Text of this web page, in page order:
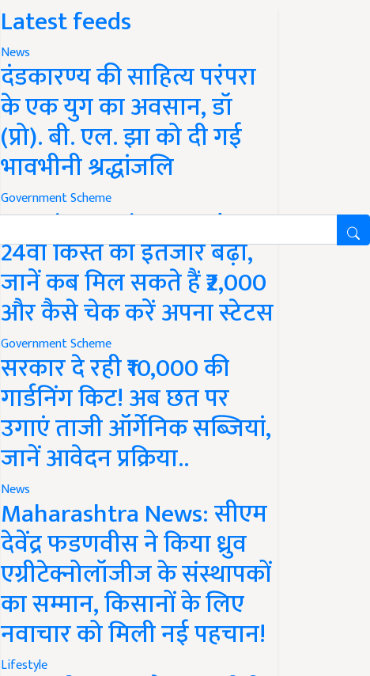
Latest feeds
News
दंडकारण्य की साहित्य परंपरा
के एक युग का अवसान, डॉ
(प्रो). बी. एल. झा को दी गई
भावभीनी श्रद्धांजलि
Government Scheme
PM Kisan Yojana Update:
24वीं किस्त का इंतजार बढ़ा,
जानें कब मिल सकते हैं ₹2,000
और कैसे चेक करें अपना स्टेटस
Government Scheme
सरकार दे रही ₹10,000 की
गार्डनिंग किट! अब छत पर
उगाएं ताजी ऑर्गेनिक सब्जियां,
जानें आवेदन प्रक्रिया..
News
Maharashtra News: सीएम
देवेंद्र फडणवीस ने किया ध्रुव
एग्रीटेक्नोलॉजीज के संस्थापकों
का सम्मान, किसानों के लिए
नवाचार को मिली नई पहचान!
Lifestyle